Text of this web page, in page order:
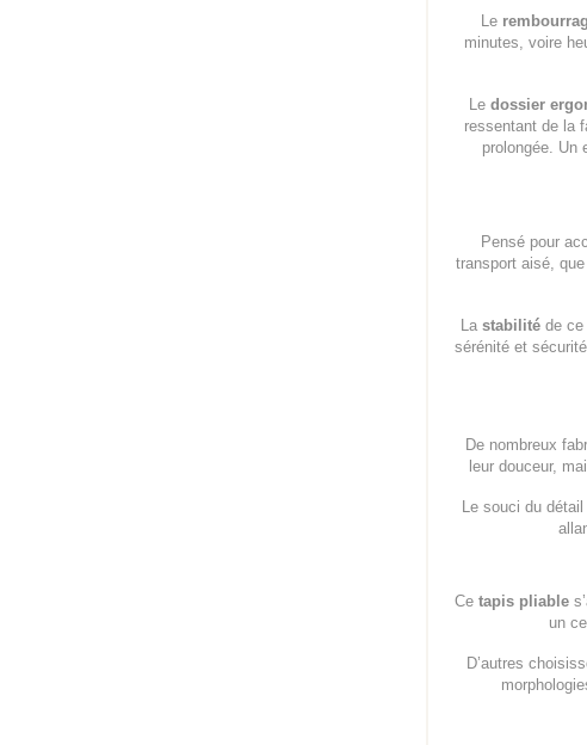
Le
minutes, voire
Le dossier
ressentant de la
prolongée. Un
Pensé pour
transport aisé,
La stabilitéde ce
sérénité et
De nombreux
leur douceur,
Le souci du
Ce tapis pliable
un
D’autres